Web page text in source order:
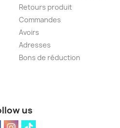
Retours produit
Commandes
Avoirs
Adresses
Bons de réduction
us